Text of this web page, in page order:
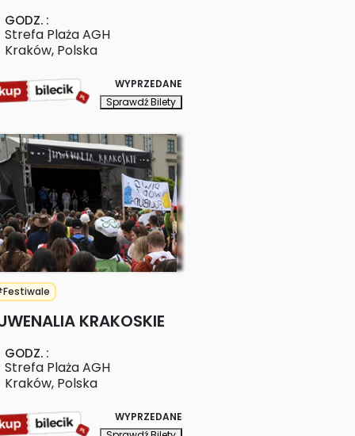
GODZ. :
Strefa Plaża AGH
Kraków, Polska
WYPRZEDANE
Sprawdź Bilety
KRAKOSKIE
GODZ. :
Strefa Plaża AGH
Kraków, Polska
WYPRZEDANE